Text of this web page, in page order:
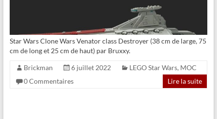
Star Wars Clone Wars Venator class Destroyer (38 cm de large, 75
cm de long et 25 cm de haut) par Bruxxy.
Brickman 6 juillet 2022 LEGO Star Wars, MOC
0 Commentaires
Lire la suite